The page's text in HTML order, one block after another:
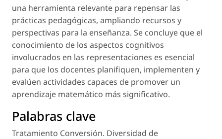
una herramienta relevante para repensar las
prácticas pedagógicas, ampliando recursos y
perspectivas para la enseñanza. Se concluye que el
conocimiento de los aspectos cognitivos
involucrados en las representaciones es esencial
para que los docentes planifiquen, implementen y
evalúen actividades capaces de promover un
aprendizaje matemático más significativo.
Palabras clave
Tratamiento Conversión. Diversidad de